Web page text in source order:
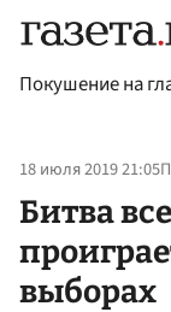
Покушение на
18 июля 2019 21:05
Битва
выборах